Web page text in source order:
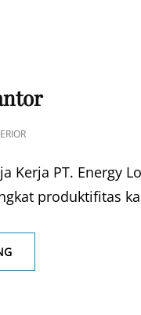
Kerja PT. Energy
produktifitas
MEJA
KERJA